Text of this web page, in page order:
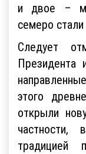
и двое –
семеро
Следует
Президента
этого
открыли
частности,